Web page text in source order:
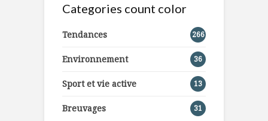
Categories count color
Tendances 266
Environnement 36
Sport et vie active 13
Breuvages 31